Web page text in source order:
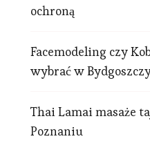
ochroną
Facemodeling czy
wybrać w
Thai Lamai masaże
Poznaniu